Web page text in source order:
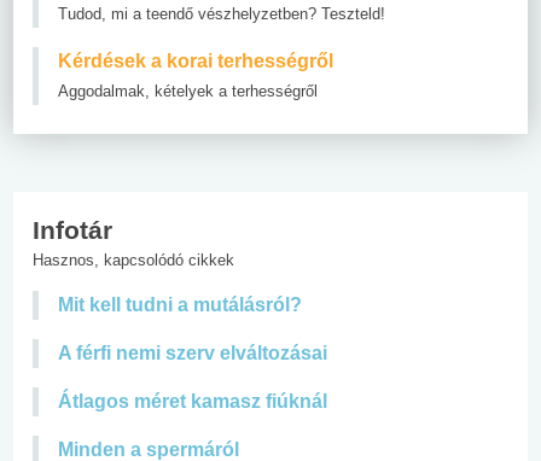
Tudod, mi a teendő vészhelyzetben? Teszteld!
Kérdések a korai terhességről
Aggodalmak, kételyek a terhességről
Infotár
Hasznos, kapcsolódó cikkek
Mit kell tudni a mutálásról?
A férfi nemi szerv elváltozásai
Átlagos méret kamasz fiúknál
Minden a spermáról